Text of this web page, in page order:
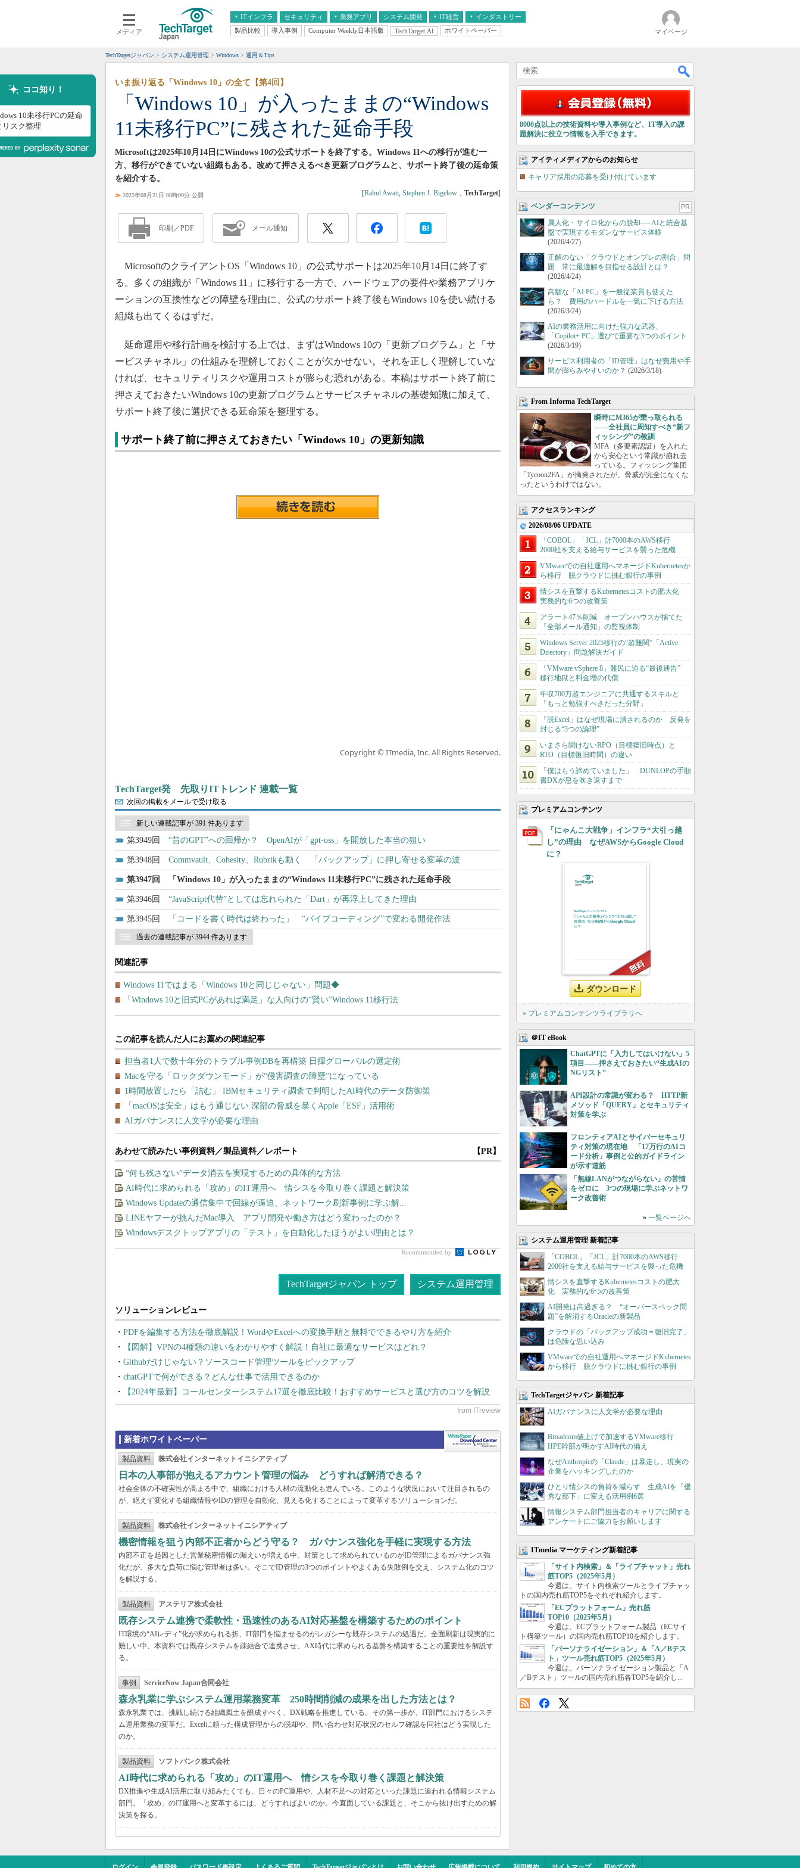
メディア
ITインフラ
クラウド
スマートモバイル
ネットワーク
システム運用管理
セキュリティ 業務アプリ
エンタープライズAI
ERP
CX
情報系システム
システム開発 IT経営
経営とIT
インダストリー
医療IT
製品比較 導入事例 Computer Weekly日本語版 TechTarget.AI ホワイトペーパー マイページ
TechTargetジャパン システム運用管理 Windows 運用＆Tips
ココ知り！
10未移行PCの延命
リスク整理
「Windows 10」が入ったままの“Windows
11未移行PC”に残された延命手段
いま振り返る「Windows 10」の全て【第4回】
Microsoftは2025年10月14日にWindows 10の公式サポートを終了する。Windows 11への移行が進む一
方、移行ができていない組織もある。改めて押さえるべき更新プログラムと、サポート終了後の延命策
を紹介する。
≫ 2025年08月21日 08時00分 公開 [Rahul Awati, Stephen J. Bigelow ， TechTarget]
印刷／PDF メール通知
MicrosoftのクライアントOS「Windows 10」の公式サポートは2025年10月14日に終了す
る。多くの組織が「Windows 11」に移行する一方で、ハードウェアの要件や業務アプリケ
ーションの互換性などの障壁を理由に、公式のサポート終了後もWindows 10を使い続ける
組織も出てくるはずだ。
延命運用や移行計画を検討する上では、まずはWindows 10の「更新プログラム」と「サ
ービスチャネル」の仕組みを理解しておくことが欠かせない。それを正しく理解していな
ければ、セキュリティリスクや運用コストが膨らむ恐れがある。本稿はサポート終了前に
押さえておきたいWindows 10の更新プログラムとサービスチャネルの基礎知識に加えて、
サポート終了後に選択できる延命策を整理する。
サポート終了前に押さえておきたい「Windows 10」の更新知識
Copyright © ITmedia, Inc. All Rights Reserved.
TechTarget発 先取りITトレンド 連載一覧
次回の掲載をメールで受け取る
新しい連載記事が 391 件あります
3949 “昔のGPT”への回帰か？ OpenAIが「gpt-oss」を開放した本当の狙い
3948 Commvault、Cohesity、Rubrikも動く 「バックアップ」に押し寄せる変革の波
3947 「Windows 10」が入ったままの“Windows 11未移行PC”に残された延命手段
3946 “JavaScript代替”としては忘れられた「Dart」が再浮上してきた理由
3945 「コードを書く時代は終わった」 “バイブコーディング”で変わる開発作法
過去の連載記事が 3944 件あります
関連記事
Windows 11ではまる「Windows 10と同じじゃない」問題◆
「Windows 10と旧式PCがあれば満足」な人向けの“賢い”Windows 11移行法
あわせて読みたい事例資料／製品資料／レポート 【PR】
“何も残さない”データ消去を実現するための具体的な方法
AI時代に求められる「攻め」のIT運用へ 情シスを今取り巻く課題と解決策
Windows Updateの通信集中で回線が逼迫、ネットワーク刷新事例に学ぶ解...
LINEヤフーが挑んだMac導入 アプリ開発や働き方はどう変わったのか？
Windowsデスクトップアプリの「テスト」を自動化したほうがよい理由とは？
Recommended by
TechTargetジャパン トップ システム運用管理
PDFを編集する方法を徹底解説！WordやExcelへの変換手順と無料でできるやり方を紹介
【図解】VPNの4種類の違いをわかりやすく解説！自社に最適なサービスはどれ？
Githubだけじゃない？ソースコード管理ツールをピックアップ
chatGPTで何ができる？どんな仕事で活用できるのか
【2024年最新】コールセンターシステム17選を徹底比較！おすすめサービスと選び方のコツを解説
新着ホワイトペーパー
製品資料 株式会社インターネットイニシアティブ
日本の人事部が抱えるアカウント管理の悩み どうすれば解消できる？
社会全体の不確実性が高まる中で、組織における人材の流動化も進んでいる。このような状況において注目されるの
が、絶えず変化する組織情報やIDの管理を自動化、見える化することによって変革するソリューションだ。
製品資料 株式会社インターネットイニシアティブ
機密情報を狙う内部不正者からどう守る？ ガバナンス強化を手軽に実現する方法
内部不正を起因とした営業秘密情報の漏えいが増える中、対策として求められているのがID管理によるガバナンス強
化だが、多大な負荷に悩む管理者は多い。そこでID管理の3つのポイントやよくある失敗例を交え、システム化のコツ
を解説する。
製品資料 アステリア株式会社
既存システム連携で柔軟性・迅速性のあるAI対応基盤を構築するためのポイント
IT環境の“AIレディ”化が求められる折、IT部門を悩ませるのがレガシーな既存システムの処遇だ。全面刷新は現実的に
難しい中、本資料では既存システムを疎結合で連携させ、AX時代に求められる基盤を構築することの重要性を解説す
る。
事例 ServiceNow Japan合同会社
森永乳業に学ぶシステム運用業務変革 250時間削減の成果を出した方法とは？
森永乳業では、挑戦し続ける組織風土を醸成すべく、DX戦略を推進している。その第一歩が、IT部門におけるシステ
ム運用業務の変革だ。Excelに頼った構成管理からの脱却や、問い合わせ対応状況のセルフ確認を同社はどう実現した
のか。
製品資料 ソフトバンク株式会社
AI時代に求められる「攻め」のIT運用へ 情シスを今取り巻く課題と解決策
DX推進や生成AI活用に取り組みたくても、日々のPC運用や、人材不足への対応といった課題に追われる情報システム
部門。「攻め」のIT運用へと変革するには、どうすればよいのか。今直面している課題と、そこから抜け出すための解
決策を探る。
8000点以上の技術資料や導入事例など、IT導入の課
題解決に役立つ情報を入手できます。
アイティメディアからのお知らせ
キャリア採用の応募を受け付けています
ベンダーコンテンツ PR
属人化・サイロ化からの脱却──AIと統合基
盤で実現するモダンなサービス体験
(2026/4/27)
正解のない「クラウドとオンプレの割合」問
題 常に最適解を目指せる設計とは？
(2026/4/24)
高額な「AI PC」を一般従業員も使えた
ら？ 費用のハードルを一気に下げる方法
(2026/3/24)
AIの業務活用に向けた強力な武器、
「Copilot+ PC」選びで重要な3つのポイント
(2026/3/19)
サービス利用者の「ID管理」はなぜ費用や手
間が膨らみやすいのか？ (2026/3/18)
From Informa TechTarget
瞬時にM365が乗っ取られる
――全社員に周知すべき“新フ
ィッシング”の教訓
MFA（多要素認証）を入れた
から安心という常識が崩れ去
っている。フィッシング集団
「Tycoon2FA」が摘発されたが、脅威が完全になくな
ったというわけではない。
アクセスランキング
2026/08/06 UPDATE
「COBOL」「JCL」計7000本のAWS移行
2000社を支える給与サービスを襲った危機
VMwareでの自社運用へマネージドKubernetesか
ら移行 脱クラウドに挑む銀行の事例
情シスを直撃するKubernetesコストの肥大化
実務的な6つの改善策
アラート47％削減 オープンハウスが捨てた
「全部メール通知」の監視体制
Windows Server 2025移行の“超難関”「Active
Directory」問題解決ガイド
「VMware vSphere 8」難民に迫る“最後通告”
移行地獄と料金増の代償
年収700万超エンジニアに共通するスキルと
「もっと勉強すべきだった分野」
「脱Excel」はなぜ現場に潰されるのか 反発を
封じる“3つの論理”
いまさら聞けないRPO（目標復旧時点）と
RTO（目標復旧時間）の違い
「僕はもう諦めていました」 DUNLOPの手順
書DXが息を吹き返すまで
プレミアムコンテンツ
「にゃんこ大戦争」インフラ“大引っ越
し”の理由 なぜAWSからGoogle Cloud
に？
ダウンロード
» プレミアムコンテンツライブラリへ
＠IT eBook
ChatGPTに「入力してはいけない」5
項目――押さえておきたい“生成AIの
NGリスト”
API設計の常識が変わる？ HTTP新
メソッド「QUERY」とセキュリティ
対策を学ぶ
フロンティアAIとサイバーセキュリ
ティ対策の現在地 「17万行のAIコ
ード分析」事例と公的ガイドライン
が示す道筋
「無線LANがつながらない」の苦情
をゼロに 3つの現場に学ぶネットワ
ーク改善術
» 一覧ページへ
システム運用管理 新着記事
「COBOL」「JCL」計7000本のAWS移行
2000社を支える給与サービスを襲った危機
情シスを直撃するKubernetesコストの肥大
化 実務的な6つの改善策
AI開発は高過ぎる？ “オーバースペック問
題”を解消するOracleの新製品
クラウドの「バックアップ成功＝復旧完了」
は危険な思い込み
VMwareでの自社運用へマネージドKubernetes
から移行 脱クラウドに挑む銀行の事例
TechTargetジャパン 新着記事
AIガバナンスに人文学が必要な理由
Broadcom値上げで加速するVMware移行
HPE幹部が明かすAI時代の備え
なぜAnthropicの「Claude」は暴走し、現実の
企業をハッキングしたのか
ひとり情シスの負荷を減らす 生成AIを「優
秀な部下」に変える活用例6選
情報システム部門担当者のキャリアに関する
アンケートにご協力をお願いします
ITmedia マーケティング新着記事
「サイト内検索」＆「ライブチャット」売れ
筋TOP5（2025年5月）
今週は、サイト内検索ツールとライブチャッ
トの国内売れ筋TOP5をそれぞれ紹介します。
「ECプラットフォーム」売れ筋
TOP10（2025年5月）
今週は、ECプラットフォーム製品（ECサイ
ト構築ツール）の国内売れ筋TOP10を紹介します。
「パーソナライゼーション」＆「A／Bテス
ト」ツール売れ筋TOP5（2025年5月）
今週は、パーソナライゼーション製品と「A
／Bテスト」ツールの国内売れ筋各TOP5を紹介し...